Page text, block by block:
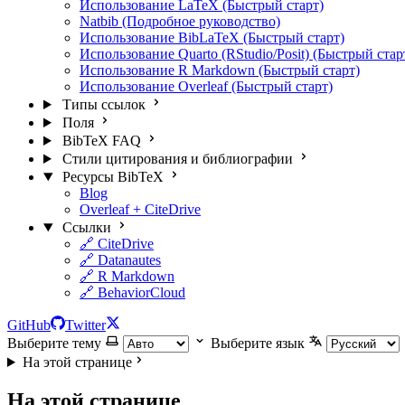
Использование LaTeX (Быстрый старт)
Natbib (Подробное руководство)
Использование BibLaTeX (Быстрый старт)
Использование Quarto (RStudio/Posit) (Быстрый
Использование R Markdown (Быстрый старт)
Использование Overleaf (Быстрый старт)
Типы ссылок
Поля
BibTeX FAQ
Стили цитирования и библиографии
Ресурсы BibTeX
Blog
Overleaf + CiteDrive
Ссылки
🔗 CiteDrive
🔗 Datanautes
🔗 R Markdown
🔗 BehaviorCloud
GitHub
Twitter
Выберите тему
Выберите язык
На этой странице